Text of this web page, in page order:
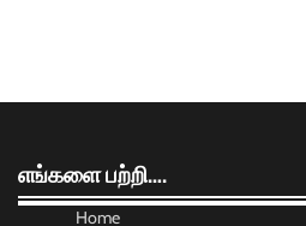
எங்களை பற்றி….
Home